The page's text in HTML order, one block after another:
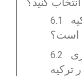
انتخاب کنید؟
است؟